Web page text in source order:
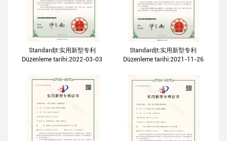
Standard|t:实用新型专利
Düzenleme tarihi:2022-03-03
Standard|t:实用新型专利
Düzenleme tarihi:2021-11-26